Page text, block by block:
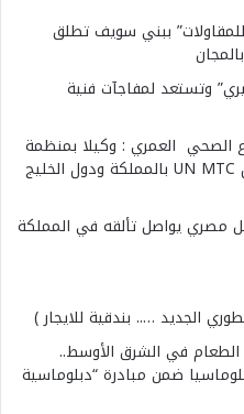
في إطار دورها المجتمعي.. “VIP للمقاولات” ببني سويف تطلق
وتستعد لمفاجآت فنية
الصحي العمري : وكيلا بمنظمة
الامم المتحدة للتدريب والاعلام ال UN MTC بالمملكة ودول الخليج
مصري يواصل تألقه في المملكة
الجديد ….. بندقية للايجار )
في الشرق الأوسط..
50 سفيرا ودبلوماسيا ضمن مبادرة “دبلوماسية